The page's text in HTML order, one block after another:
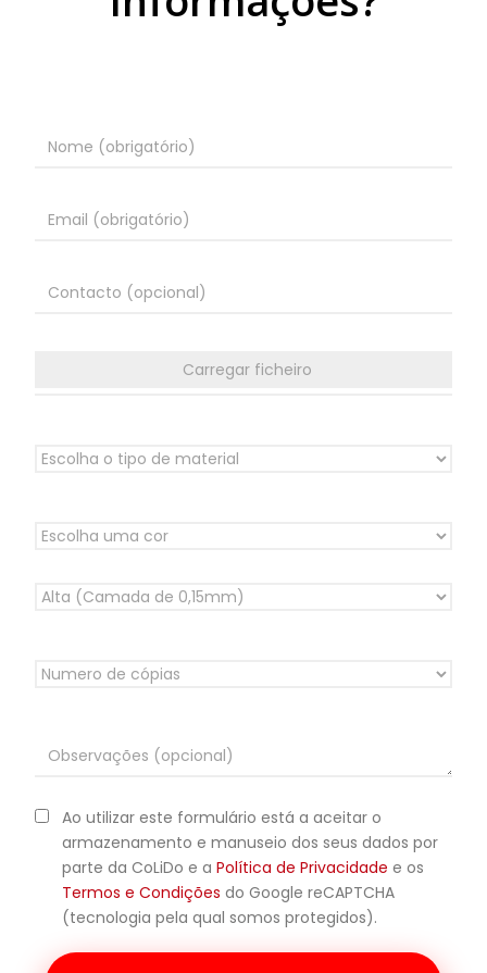
Ao utilizar este formulário está a aceitar o
armazenamento e manuseio dos seus dados por
parte da CoLiDo e aPolítica de Privacidade e os
Termos e Condições do Google reCAPTCHA
(tecnologia pela qual somos protegidos).